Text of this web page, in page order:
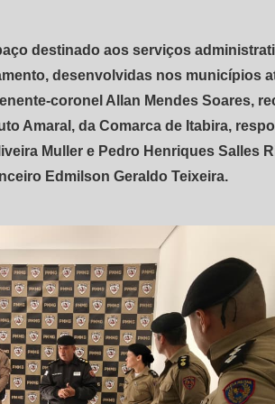
destinado aos serviços
desenvolvidas nos municípios
coronel Allan Mendes Soares,
Amaral, da Comarca de Itabira,
Muller e Pedro Henriques Salles
Edmilson Geraldo Teixeira.